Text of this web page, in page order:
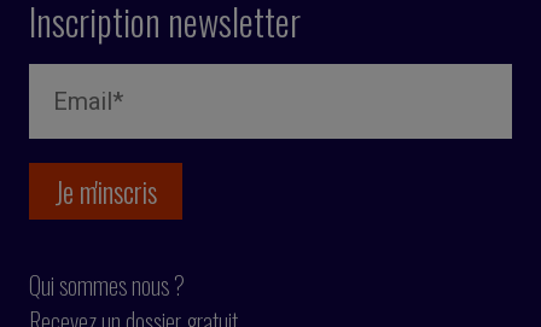
Inscription newsletter
Qui sommes nous ?